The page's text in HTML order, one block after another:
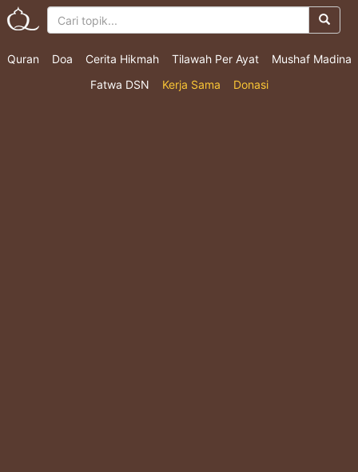
Quran Doa Cerita Hikmah Tilawah Per Ayat
Mushaf Madina
Fatwa DSN
Kerja Sama Donasi